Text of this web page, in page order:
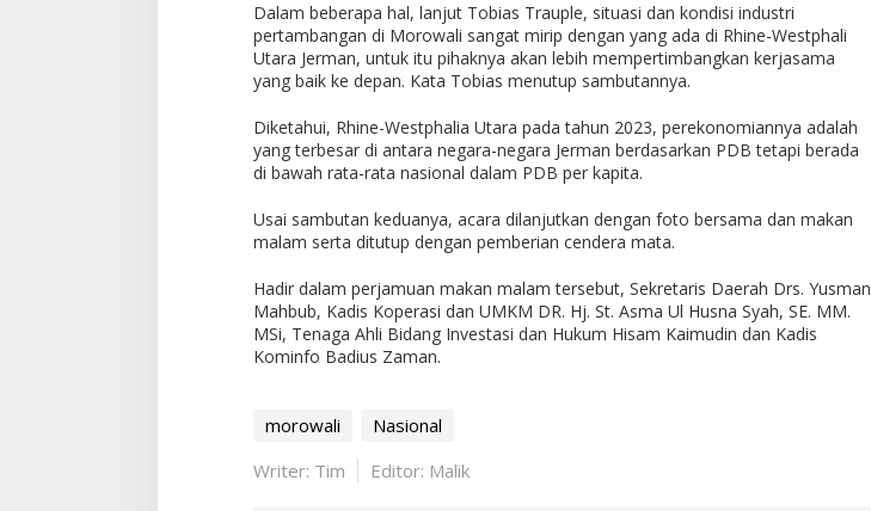
Dalam beberapa hal, lanjut Tobias Trauple, situasi dan kondisi industri
pertambangan di Morowali sangat mirip dengan yang ada di Rhine-Westphali
Utara Jerman, untuk itu pihaknya akan lebih mempertimbangkan kerjasama
yang baik ke depan. Kata Tobias menutup sambutannya.
Diketahui, Rhine-Westphalia Utara pada tahun 2023, perekonomiannya adalah
yang terbesar di antara negara-negara Jerman berdasarkan PDB tetapi berada
di bawah rata-rata nasional dalam PDB per kapita.
Usai sambutan keduanya, acara dilanjutkan dengan foto bersama dan makan
malam serta ditutup dengan pemberian cendera mata.
Hadir dalam perjamuan makan malam tersebut, Sekretaris Daerah Drs. Yusman
Mahbub, Kadis Koperasi dan UMKM DR. Hj. St. Asma Ul Husna Syah, SE. MM.
MSi, Tenaga Ahli Bidang Investasi dan Hukum Hisam Kaimudin dan Kadis
Kominfo Badius Zaman.
morowali
Nasional
Writer: Tim
Editor: Malik